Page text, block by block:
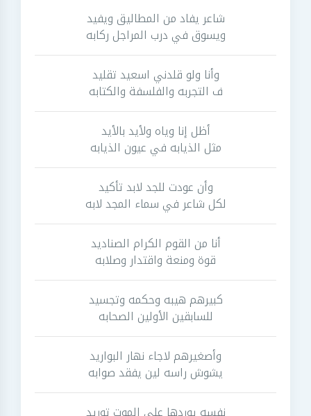
شاعر يفاد من المطاليق ويفيد
ويسوق في درب المراجل ركابه
وأنا ولو قلدني اسعيد تقليد
ف التجربه والفلسفة والكتابه
أظل إنا وياه ولأيد بالأيد
مثل الذيابه في عيون الذيابه
وأن عودت للجد لابد تأكيد
لكل شاعر في سماء المجد لابه
أنا من القوم الكرام الصناديد
قوة ومنعة واقتدار وصلابه
كبيرهم هيبه وحكمه وتجسيد
للسابقين الأولين الصحابه
وأصغيرهم لاجاء نهار البواريد
يشوش راسه لين يفقد صوابه